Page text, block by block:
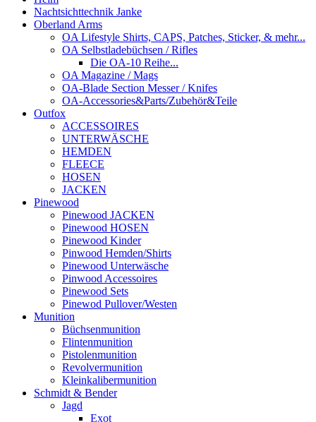
Nachtsichttechnik Janke
Oberland Arms
OA Lifestyle Shirts, CAPS, Patches, Sticker, & mehr...
OA Selbstladebüchsen / Rifles
Die OA-10 Reihe...
OA Magazine / Mags
OA-Blade Section Messer / Knifes
OA-Accessories&Parts/Zubehör&Teile
Outfox
ACCESSOIRES
UNTERWÄSCHE
HEMDEN
FLEECE
HOSEN
JACKEN
Pinewood
Pinewood JACKEN
Pinewood HOSEN
Pinewood Kinder
Pinwood Hemden/Shirts
Pinewood Unterwäsche
Pinwood Accessoires
Pinewood Sets
Pinewod Pullover/Westen
Munition
Büchsenmunition
Flintenmunition
Pistolenmunition
Revolvermunition
Kleinkalibermunition
Schmidt & Bender
Jagd
Exot